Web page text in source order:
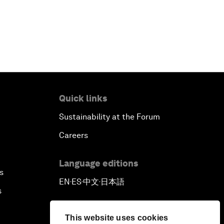
This website uses cookies
Quick links
Sustainability at the Forum
Careers
Language editions
EN▪ES▪中文▪ 日本語